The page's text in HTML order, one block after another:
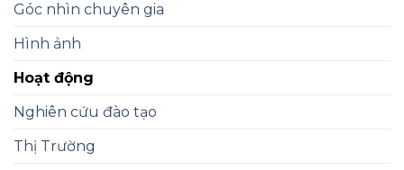
Góc nhìn chuyên gia
Hình ảnh
Hoạt động
Nghiên cứu đào tạo
Thị Trường